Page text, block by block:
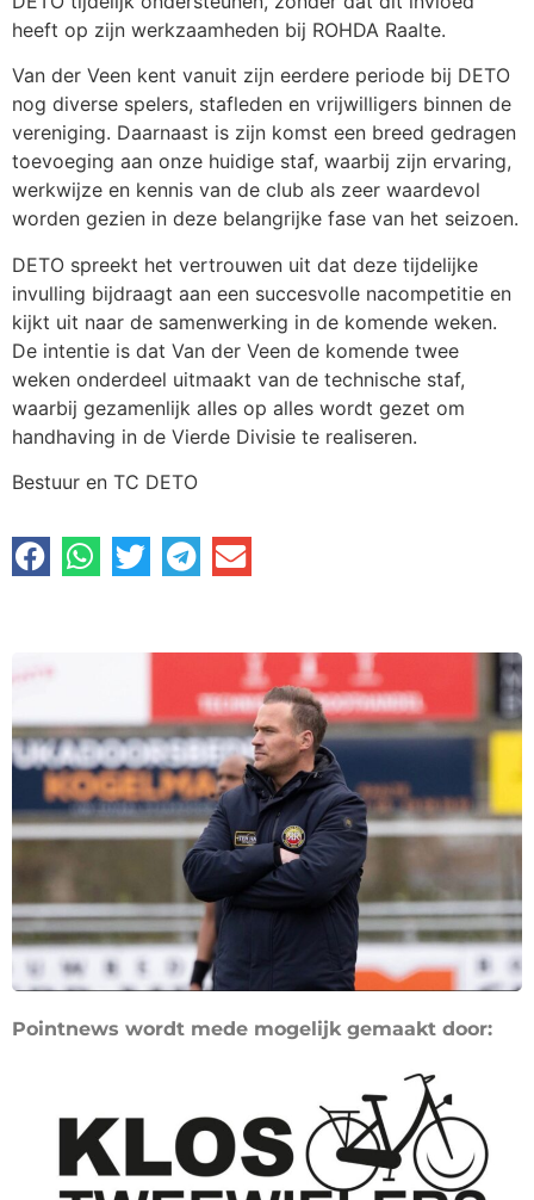
heeft op zijn werkzaamheden bij ROHDA Raalte.
Van der Veen kent vanuit zijn eerdere periode bij DETO
nog diverse spelers, stafleden en vrijwilligers binnen de
vereniging. Daarnaast is zijn komst een breed gedragen
toevoeging aan onze huidige staf, waarbij zijn ervaring,
werkwijze en kennis van de club als zeer waardevol
worden gezien in deze belangrijke fase van het seizoen.
DETO spreekt het vertrouwen uit dat deze tijdelijke
invulling bijdraagt aan een succesvolle nacompetitie en
kijkt uit naar de samenwerking in de komende weken.
De intentie is dat Van der Veen de komende twee
weken onderdeel uitmaakt van de technische staf,
waarbij gezamenlijk alles op alles wordt gezet om
handhaving in de Vierde Divisie te realiseren.
Bestuur en TC DETO
Pointnews wordt mede mogelijk gemaakt door: